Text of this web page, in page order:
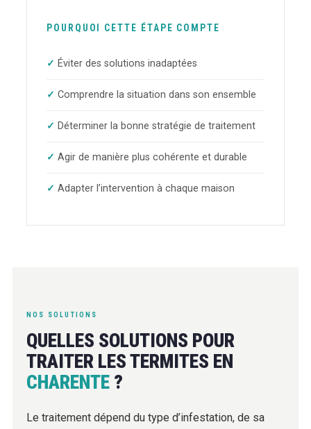
POURQUOI CETTE ÉTAPE COMPTE
Éviter des solutions inadaptées
Comprendre la situation dans son ensemble
Déterminer la bonne stratégie de traitement
Agir de manière plus cohérente et durable
Adapter l’intervention à chaque maison
NOS SOLUTIONS
QUELLES SOLUTIONS POUR
TRAITER LES TERMITES EN
CHARENTE ?
Le traitement dépend du type d’infestation, de sa